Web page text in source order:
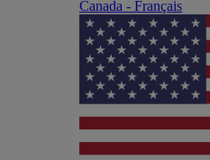
Canada - Français